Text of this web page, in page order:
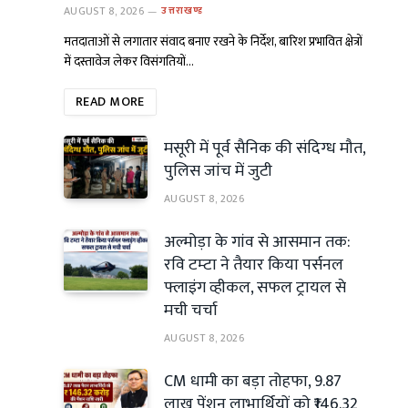
AUGUST 8, 2026 उत्तराखण्ड
मतदाताओं से लगातार संवाद बनाए रखने के निर्देश, बारिश प्रभावित क्षेत्रों
में दस्तावेज लेकर विसंगतियों…
READ MORE
मसूरी में पूर्व सैनिक की संदिग्ध मौत,
पुलिस जांच में जुटी
AUGUST 8, 2026
अल्मोड़ा के गांव से आसमान तक:
रवि टम्टा ने तैयार किया पर्सनल
फ्लाइंग व्हीकल, सफल ट्रायल से
मची चर्चा
AUGUST 8, 2026
CM धामी का बड़ा तोहफा, 9.87